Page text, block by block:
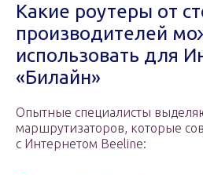
Какие роутеры от
производителей
использовать для
«Билайн»
Опытные специалисты
маршрутизаторов, которые
с Интернетом Beeline: